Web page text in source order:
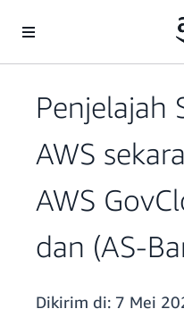
Penjelajah
AWS
AWS
dan (AS-
Dikirim di: 7 Mei